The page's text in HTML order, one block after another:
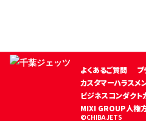
よくあるご質問
プ
カスタマーハラスメ
ビジネスコンダクト
MIXI GROUP人権
©CHIBA JETS